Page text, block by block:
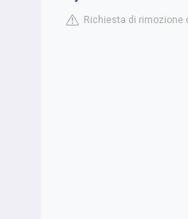
Richiesta di rimozione